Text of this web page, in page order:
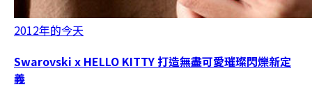
2012年的今天
Swarovski x HELLO KITTY 打造無盡可愛璀璨閃爍新定
義